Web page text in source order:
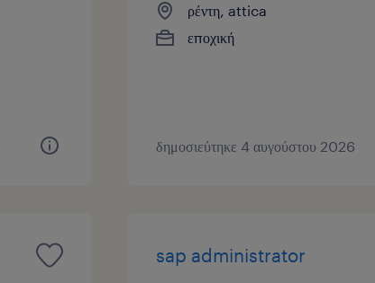
ρέντη, attica
εποχική
δημοσιεύτηκε 4 αυγούστου 2026
sap administrator